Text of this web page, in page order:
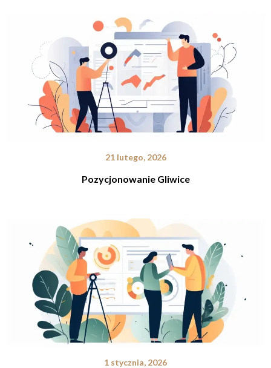
21 lutego, 2026
Pozycjonowanie Gliwice
1 stycznia, 2026